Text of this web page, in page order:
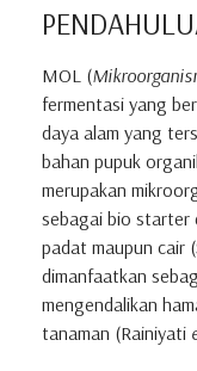
MOL (
fermentasi yang
daya alam yang
bahan pupuk
merupakan
sebagai bio starter
padat maupun cair
dimanfaatkan
mengendalikan
tanaman (Rainiyati